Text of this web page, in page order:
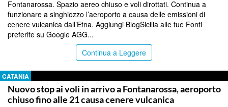
Fontanarossa. Spazio aereo chiuso e voli dirottati. Continua a
funzionare a singhiozzo l’aeroporto a causa delle emissioni di
cenere vulcanica dall’Etna. Aggiungi BlogSicilia alle tue Fonti
preferite su Google AGG...
Continua a Leggere
CATANIA
Nuovo stop ai voli in arrivo a Fontanarossa, aeroporto
chiuso fino alle 21 causa cenere vulcanica